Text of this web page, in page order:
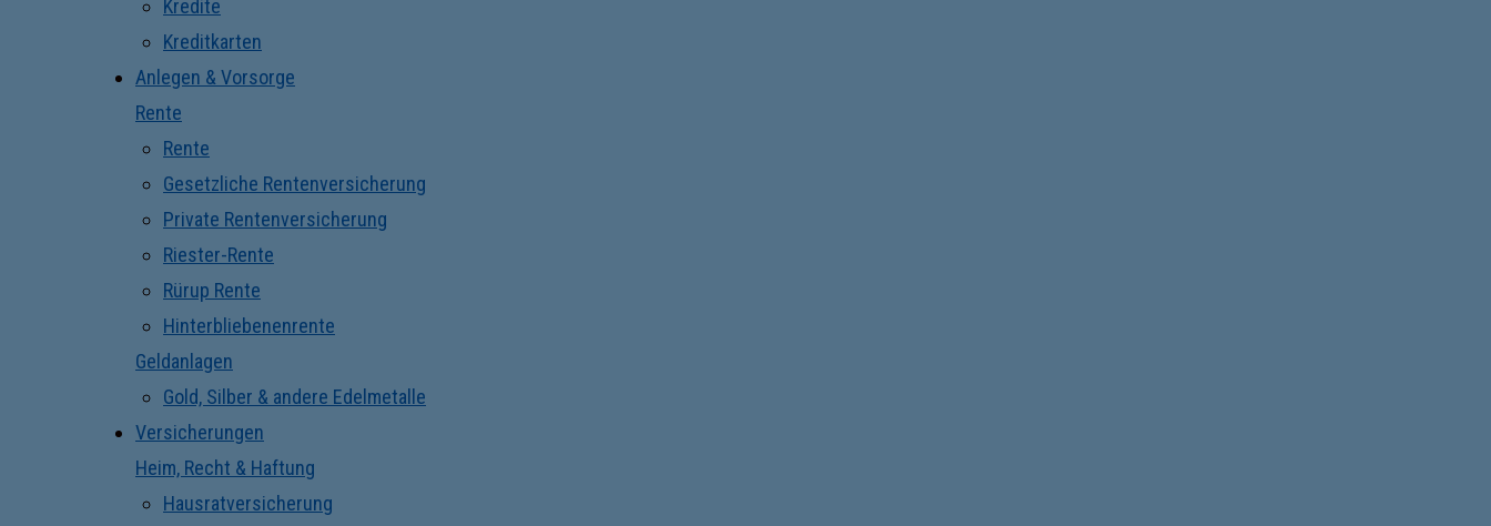
Kredite
Kreditkarten
Anlegen & Vorsorge
Rente
Rente
Gesetzliche Rentenversicherung
Private Rentenversicherung
Riester-Rente
Rürup Rente
Hinterbliebenenrente
Geldanlagen
Gold, Silber & andere Edelmetalle
Versicherungen
Heim, Recht & Haftung
Hausratversicherung